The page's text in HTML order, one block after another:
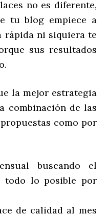
no es diferente,
tu blog empiece a
rápida ni siquiera te
sus resultados
la mejor estrategia
combinación de las
como por
buscando el
todo lo posible por
de calidad al mes